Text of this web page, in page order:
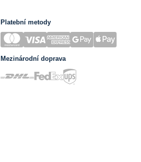
Platební metody
Mezinárodní doprava